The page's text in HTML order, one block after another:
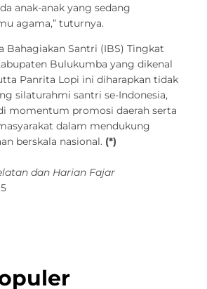
anak-anak yang sedang
agama,” tuturnya.
Bahagiakan Santri (IBS) Tingkat
Bulukumba yang dikenal
Panrita Lopi ini diharapkan tidak
silaturahmi santri se-Indonesia,
momentum promosi daerah serta
dalam mendukung
berskala nasional. (*)
dan Harian Fajar